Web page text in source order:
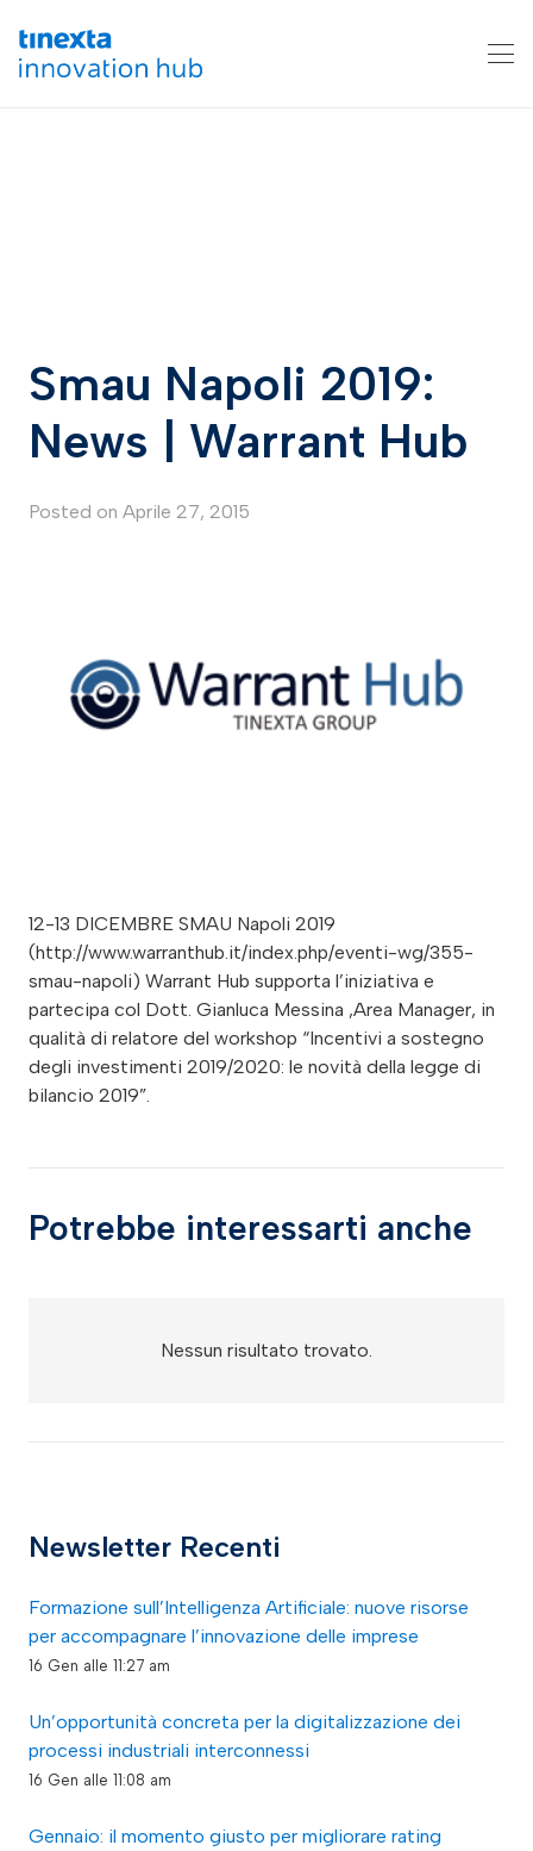
Smau Napoli 2019:
News | Warrant Hub
Posted on Aprile 27, 2015
12-13 DICEMBRE SMAU Napoli 2019
(http://www.warranthub.it/index.php/eventi-wg/355-
smau-napoli) Warrant Hub supporta l’iniziativa e
partecipa col Dott. Gianluca Messina ,Area Manager, in
qualità di relatore del workshop “Incentivi a sostegno
degli investimenti 2019/2020: le novità della legge di
bilancio 2019”.
Potrebbe interessarti anche
Nessun risultato trovato.
Newsletter Recenti
Formazione sull’Intelligenza Artificiale: nuove risorse
per accompagnare l’innovazione delle imprese
16 Gen alle 11:27 am
Un’opportunità concreta per la digitalizzazione dei
processi industriali interconnessi
16 Gen alle 11:08 am
Gennaio: il momento giusto per migliorare rating